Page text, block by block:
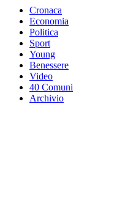
Cronaca
Economia
Politica
Sport
Young
Benessere
Video
40 Comuni
Archivio